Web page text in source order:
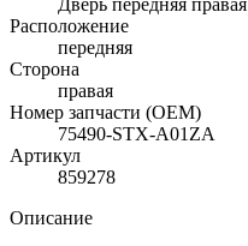
Расположение
передняя
Сторона
правая
Номер запчасти (OEM)
75490-STX-A01ZA
Артикул
859278
Описание